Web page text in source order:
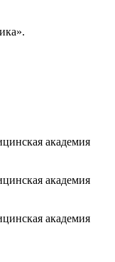
академия
академия
академия